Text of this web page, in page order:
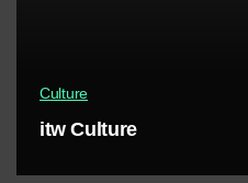
Culture
itw Culture